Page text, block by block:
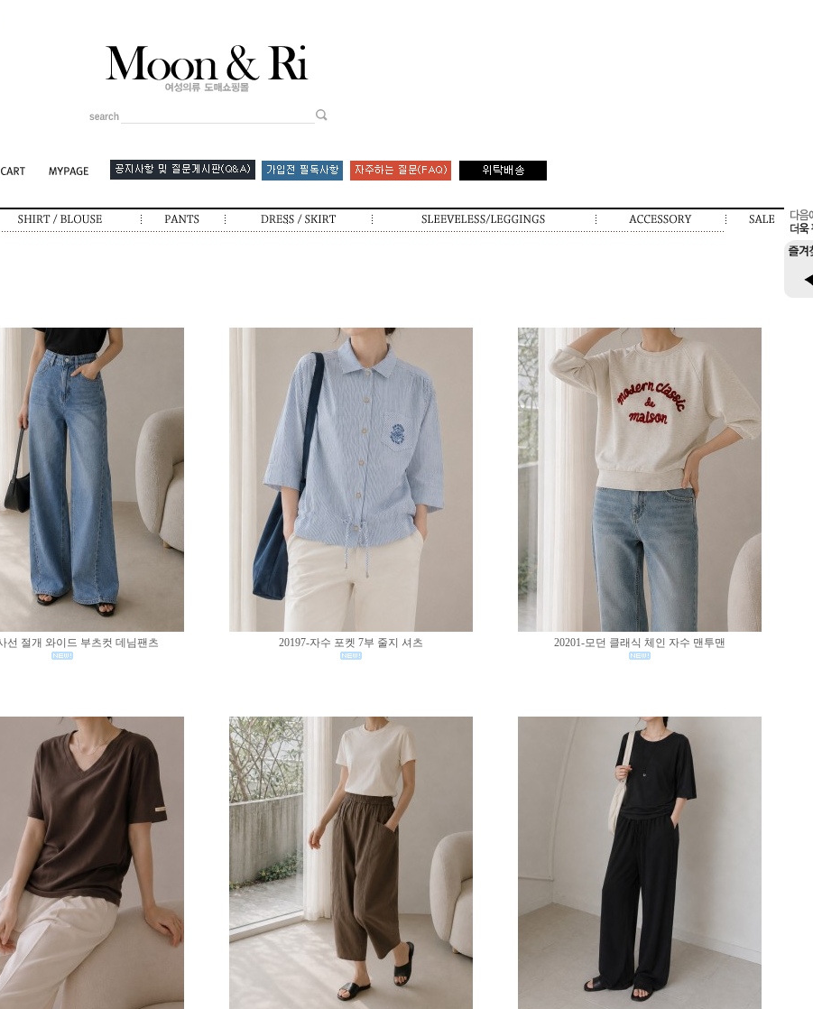
선 절개 와이드 부츠컷 데님팬츠 20197-자수 포켓 7부 줄지 셔츠 20201-모던 클래식 체인 자수 맨투맨